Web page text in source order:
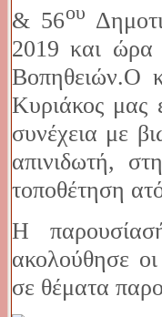
& 56ου
2019 και ώρα
Βοπηθειών.Ο
Κυριάκος μας
συνέχεια με
απινιδωτή,
τοποθέτηση
Η
ακολούθησε οι
σε θέματα